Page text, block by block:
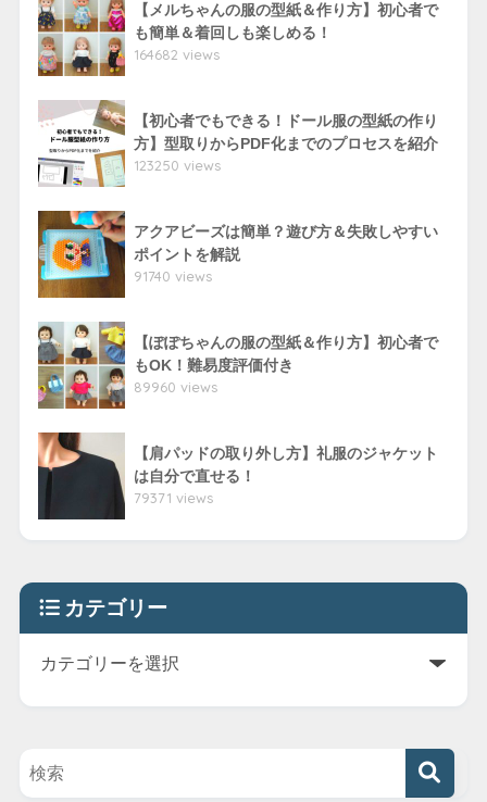
【メルちゃんの服の型紙＆作り方】初心者で
も簡単＆着回しも楽しめる！
164682 views
【初心者でもできる！ドール服の型紙の作り
方】型取りからPDF化までのプロセスを紹介
123250 views
アクアビーズは簡単？遊び方＆失敗しやすい
ポイントを解説
91740 views
【ぽぽちゃんの服の型紙＆作り方】初心者で
もOK！難易度評価付き
89960 views
【肩パッドの取り外し方】礼服のジャケット
は自分で直せる！
79371 views
カテゴリー